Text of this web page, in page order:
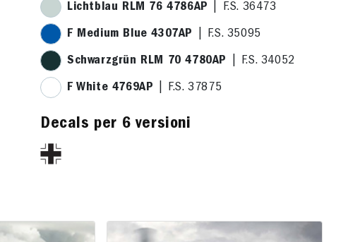
Lichtblau RLM 76 4786AP | F.S. 36473
F Medium Blue 4307AP | F.S. 35095
Schwarzgrün RLM 70 4780AP | F.S. 34052
F White 4769AP | F.S. 37875
Decals per 6 versioni